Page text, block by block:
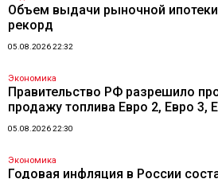
Объем выдачи рыночной
рекорд
05.08.2026 22:32
Экономика
Правительство РФ разрешило
продажу топлива Евро 2, Евро 3,
05.08.2026 22:30
Экономика
Годовая инфляция в России